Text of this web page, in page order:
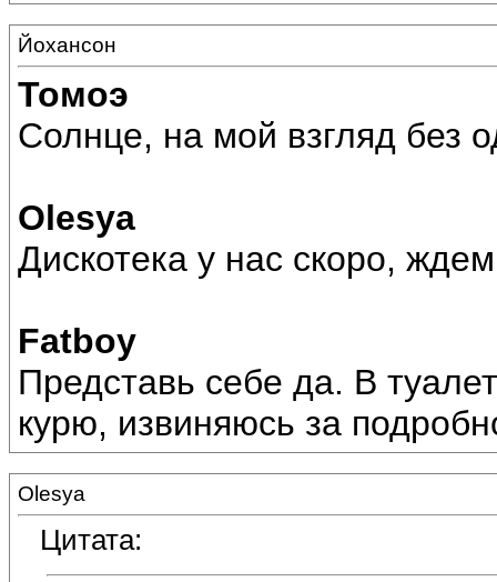
Йохансон
Томоэ
Солнце, на мой взгляд без
Olesya
Дискотека у нас скоро,
Fatboy
Представь себе да. В
курю, извиняюсь за
Olesya
Цитата: